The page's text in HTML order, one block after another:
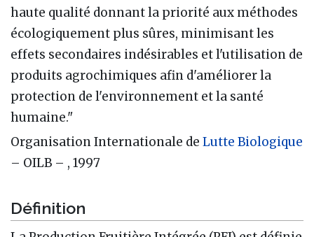
haute qualité donnant la priorité aux méthodes
écologiquement plus sûres, minimisant les
effets secondaires indésirables et l'utilisation de
produits agrochimiques afin d'améliorer la
protection de l'environnement et la santé
humaine."
Organisation Internationale de Lutte Biologique
– OILB – , 1997
Définition